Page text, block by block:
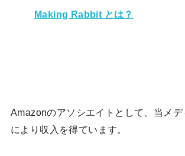
Making Rabbit とは？
Amazonのアソシエイトとして、当メデ
により収入を得ています。